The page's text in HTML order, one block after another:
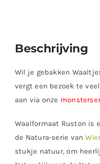
Beschrijving
Wil je gebakken
vergt een bezoek te
aan via onze
Waalformaat Ruston is
de Natura-serie van
stukje natuur, om